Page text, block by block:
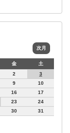
次月
金
土
2
3
9
10
16
17
23
24
30 31